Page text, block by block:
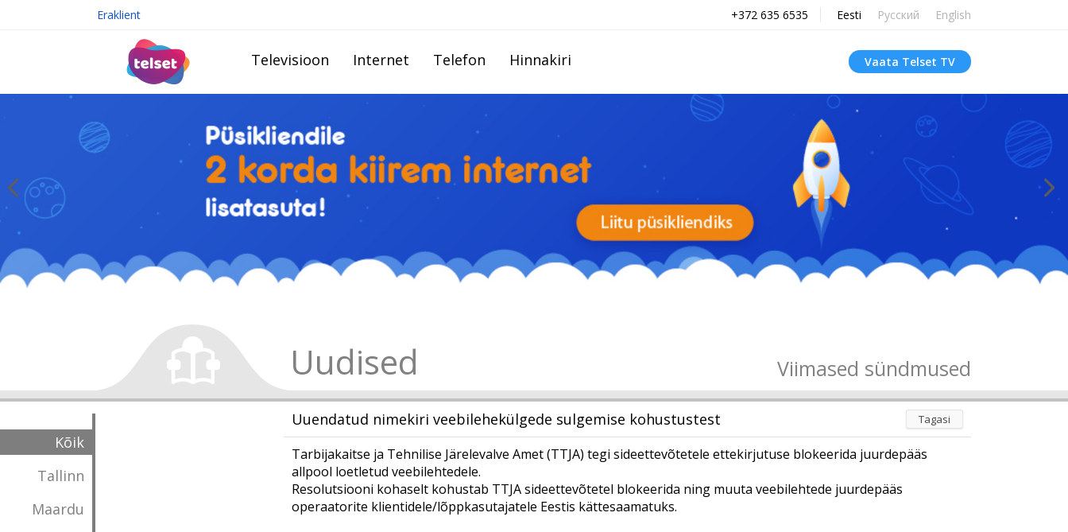
Eraklient +372 635 6535 Eesti Русский English
Televisioon Internet Telefon Hinnakiri Vaata Telset TV
Uudised Viimased sündmused
Kõik
Tallinn
Maardu
Uuendatud nimekiri veebilehekülgede sulgemise kohustustest Tagasi
Tarbijakaitse ja Tehnilise Järelevalve Amet (TTJA) tegi sideettevõtetele ettekirjutuse blokeerida juurdepääs
allpool loetletud veebilehtedele.
Resolutsiooni kohaselt kohustab TTJA sideettevõtetel blokeerida ning muuta veebilehtede juurdepääs
operaatorite klientidele/lõppkasutajatele Eestis kättesaamatuks.